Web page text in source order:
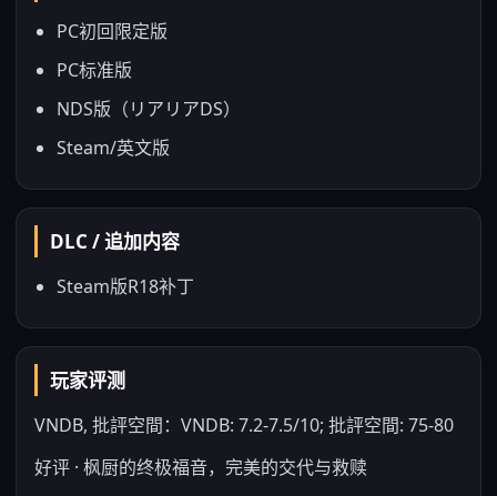
PC初回限定版
PC标准版
NDS版（リアリアDS）
Steam/英文版
DLC / 追加内容
Steam版R18补丁
玩家评测
VNDB, 批評空間：VNDB: 7.2-7.5/10; 批評空間: 75-80
好评 · 枫厨的终极福音，完美的交代与救赎